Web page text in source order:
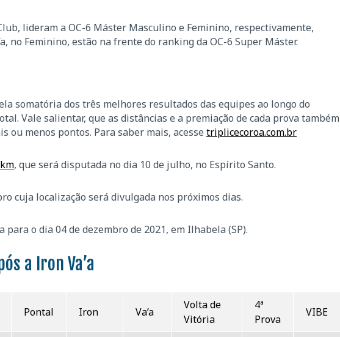
lideram a OC-6 Máster Masculino e Feminino, respectivamente,
no Feminino, estão na frente do ranking da OC-6 Super Máster.
somatória dos três melhores resultados das equipes ao longo do
Vale salientar, que as distâncias e a premiação de cada prova também
ou menos pontos. Para saber mais, acesse triplicecoroa.com.br
, que será disputada no dia 10 de julho, no Espírito Santo.
cuja localização será divulgada nos próximos dias.
para o dia 04 de dezembro de 2021, em Ilhabela (SP).
a Iron Va’a
Pontal Iron Va’a
Volta de
Vitória
4ª
Prova
VIBE